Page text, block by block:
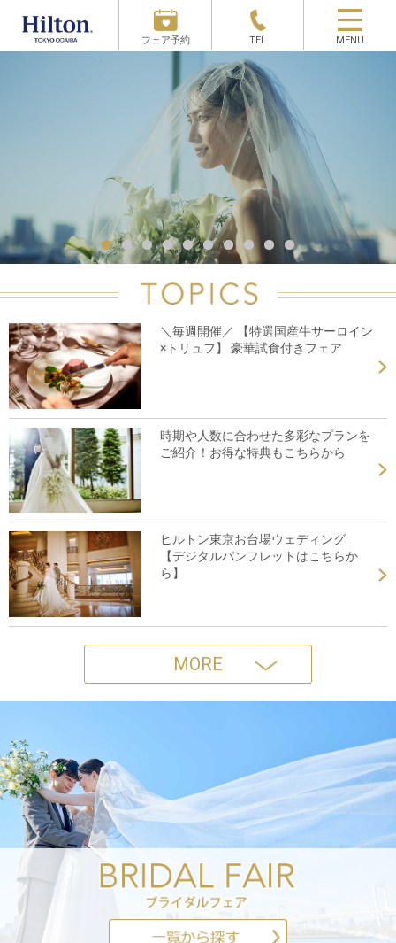
フェア予約 TEL MENU
＼毎週開催／ 【特選国産牛サーロイン
×トリュフ】 豪華試食付きフェア
時期や人数に合わせた多彩なプランを
ご紹介！お得な特典もこちらから
ヒルトン東京お台場ウェディング
【デジタルパンフレットはこちらか
ら】
MORE